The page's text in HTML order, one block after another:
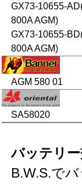
GX73-10655-
800A AGM)
GX73-10655-
800A AGM)
AGM 580 01
SA58020
バッテリ
B.W.S.で